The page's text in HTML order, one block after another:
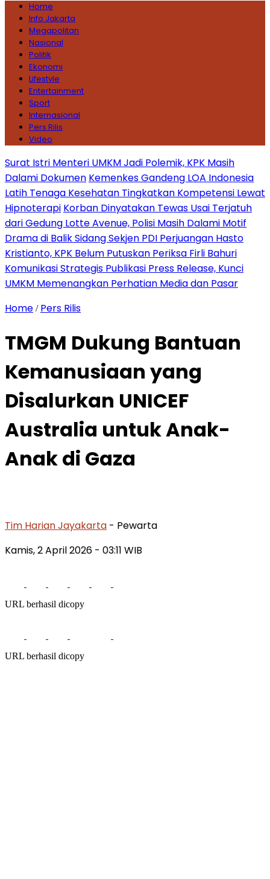
Home
Info Jakarta
Megapolitan
Nasional
Politik
Ekonomi
Lifestyle
Entertainment
Sport
Internasional
Pers Rilis
Video
Surat Istri Menteri UMKM Jadi Polemik, KPK Masih
Dalami Dokumen Kemenkes Gandeng LOA Indonesia
Latih Tenaga Kesehatan Tingkatkan Kompetensi Lewat
Hipnoterapi Korban Dinyatakan Tewas Usai Terjatuh
dari Gedung Lotte Avenue, Polisi Masih Dalami Motif
Drama di Balik Sidang Sekjen PDI Perjuangan Hasto
Kristianto, KPK Belum Putuskan Periksa Firli Bahuri
Komunikasi Strategis Publikasi Press Release, Kunci
UMKM Memenangkan Perhatian Media dan Pasar
Home / Pers Rilis
TMGM Dukung Bantuan
Kemanusiaan yang
Disalurkan UNICEF
Australia untuk Anak-
Anak di Gaza
Tim Harian Jayakarta - Pewarta
Kamis, 2 April 2026 - 03:11 WIB
URL berhasil dicopy
URL berhasil dicopy